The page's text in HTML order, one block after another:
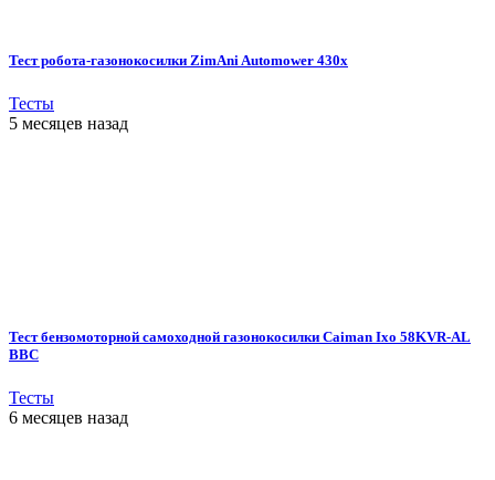
Тест робота-газонокосилки ZimAni Automower 430х
Тесты
5 месяцев назад
Тест бензомоторной самоходной газонокосилки Caiman Ixo 58KVR-AL
BBC
Тесты
6 месяцев назад